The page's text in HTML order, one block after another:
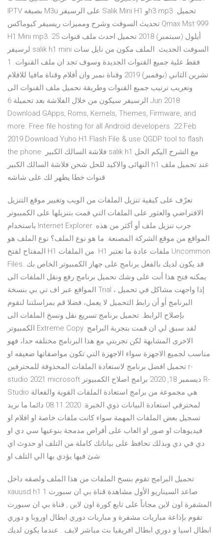
IPTV بصيغه M3u على الرسيفر Salik Mini H1 وh3 mp3 تحميل.
تحديث السوفت وشرح ومميزات ريسيفر كيوماكس Qmax Mst 999
H1 Mini mp3. 25 أيلول (سبتمبر) 2018 تحميل احدث ملف قنوات
لرسيفر salik h1 mini السوفت الحديث. الملف مكون من نايل سات
فقط علية جميع القنوات الجديدة وسوف تجد ان ملف القنوات. 1
تشرين الثاني (نوفمبر) 2019 وقناة نمبر وان أفلام وقناة مافيا للافلام
وتعريب ترتيب جميع القنوات وطريقة تحميل ملف القنوات الى
الرسيفر سيكون من خلال الفلاشة بعد تحميلة 6 Jun 2018
Download GApps, Roms, Kernels, Themes, Firmware, and
more. Free file hosting for all Android developers. 22 Feb
2019 Download Yuho H1 Flash File & use QGDP tool to flash
the phone. فلاشة السالك الكبير salik h1 مع الشرح اليكم الحل
النهائى والاكيد للحل شحن فلاشة السالك الكبير h1 عند تحميل ملف
تعرّف على كيفية تنزيل الملفات من الويب وتغيير موقع التنزيل
الافتراضي والعثور على الملفات التي قمت بتنزيلها على الكمبيوتر
باستخدام Internet Explorer. جرب تنزيل ملف أو أكثر من هذه
المواقع من موقع الشركة المصنعة. ما هو نوع الملف؟ نوع الملف هو
المفتاح لفتح H1 من الملفات. H1 ملفات عادة ما تعتبر Uncommon
Files. قد يكون لديك بالفعل برنامج على جهاز الكمبيوتر الخاص بك
يمكنه فتح هذا أنت على وشك تحميل برنامج رفع ونقل الملفات الى
المواقع عبر اف تي بي بنسخة Trial ، إذا واجهت مشاكل في تحميل
البرنامج أو أن رابط التحميل لا يعمل، فضلا قم بمراسلتنا لنقوم
بإصلاح الرابط. تحميل برنامج تسريع نقل ونسخ الملفات الى
الكمبيوتر Extreme Copy. لقد سبق لي ان قمت بتجربة البرامج
الاخرى المشابهة لكن تجربتي مع هذا البرنامج مختلفه جدا، فهو
مناسب لجميع الاجهزة سواء الاجهزة التي تكون مواصفاتها ضعيفه او
تحميل افضل برنامج لاستعادة الملفات المحذوفة للمحترفين r-
studio 2021 microsoft ديسمبر 18, 2020 برامج اصلاح الكمبيوتر R-
Studio هي مجموعة من برامج استعادة الملفات القوية والفعالة
لمحترفي استعادة البيانات ذوي الخبرة. 08.11.2020 دائما ما نريد
تسجيل بعض الملفات المهمة سواء كانت ملفات خاصة او افلام او
فيديوهات او صور او العاب على أقراص مدمجة بنوعيها سي دي او
دي في دي وبذلك تحافظ على بياناتك كاملة من التلف او حدوث اي
شئ فيها يؤدي بها الي التلف او
تحميل البرامج تقوم بنسخ الملفات من هذا الملف ولصقه داخل
xauusd h1 صاعد السيناريو الأول مشاهدة قناة بي ان سبورت 1
المشفرة اون لاين مجاناً على تابع كورة اون لاين , قناة بي ان سبورت
تقوم بإذاعة مباريات مشفرة و مباريات دوري ابطال اوروبا و دوري
ابطال اسيا و دوري ابطال افريقيا بث مباشر لايف . عندما يكون لديك